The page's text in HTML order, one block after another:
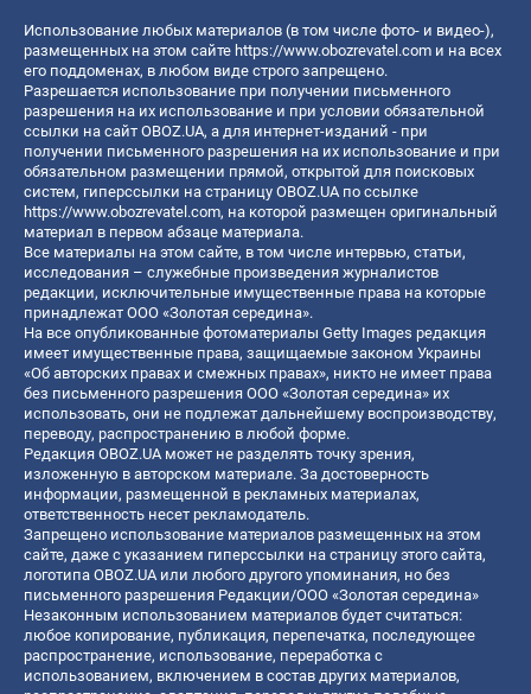
Использование любых материалов (в том числе фото- и видео-),
размещенных на этом сайте https://www.obozrevatel.com и на всех
его поддоменах, в любом виде строго запрещено.
Разрешается использование при получении письменного
разрешения на их использование и при условии обязательной
ссылки на сайт OBOZ.UA, а для интернет-изданий - при
получении письменного разрешения на их использование и при
обязательном размещении прямой, открытой для поисковых
систем, гиперссылки на страницу OBOZ.UA по ссылке
https://www.obozrevatel.com, на которой размещен оригинальный
материал в первом абзаце материала.
Все материалы на этом сайте, в том числе интервью, статьи,
исследования – служебные произведения журналистов
редакции, исключительные имущественные права на которые
принадлежат ООО «Золотая середина».
На все опубликованные фотоматериалы Getty Images редакция
имеет имущественные права, защищаемые законом Украины
«Об авторских правах и смежных правах», никто не имеет права
без письменного разрешения ООО «Золотая середина» их
использовать, они не подлежат дальнейшему воспроизводству,
переводу, распространению в любой форме.
Редакция OBOZ.UA может не разделять точку зрения,
изложенную в авторском материале. За достоверность
информации, размещенной в рекламных материалах,
ответственность несет рекламодатель.
Запрещено использование материалов размещенных на этом
сайте, даже с указанием гиперссылки на страницу этого сайта,
логотипа OBOZ.UA или любого другого упоминания, но без
письменного разрешения Редакции/ООО «Золотая середина»
Незаконным использованием материалов будет считаться:
любое копирование, публикация, перепечатка, последующее
распространение, использование, переработка с
использованием, включением в состав других материалов,